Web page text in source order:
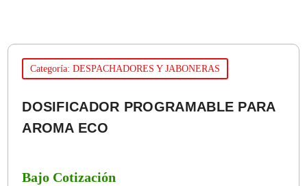
Categoría: DESPACHADORES Y JABONERAS
DOSIFICADOR PROGRAMABLE PARA
AROMA ECO
Bajo Cotización